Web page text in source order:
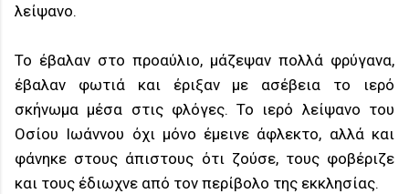
λείψανο.
Το έβαλαν στο προαύλιο, μάζεψαν πολλά φρύγανα,
έβαλαν φωτιά και έριξαν με ασέβεια το ιερό
σκήνωμα μέσα στις φλόγες. Το ιερό λείψανο του
Οσίου Ιωάννου όχι μόνο έμεινε άφλεκτο, αλλά και
φάνηκε στους άπιστους ότι ζούσε, τους φοβέριζε
και τους έδιωχνε από τον περίβολο της εκκλησίας.